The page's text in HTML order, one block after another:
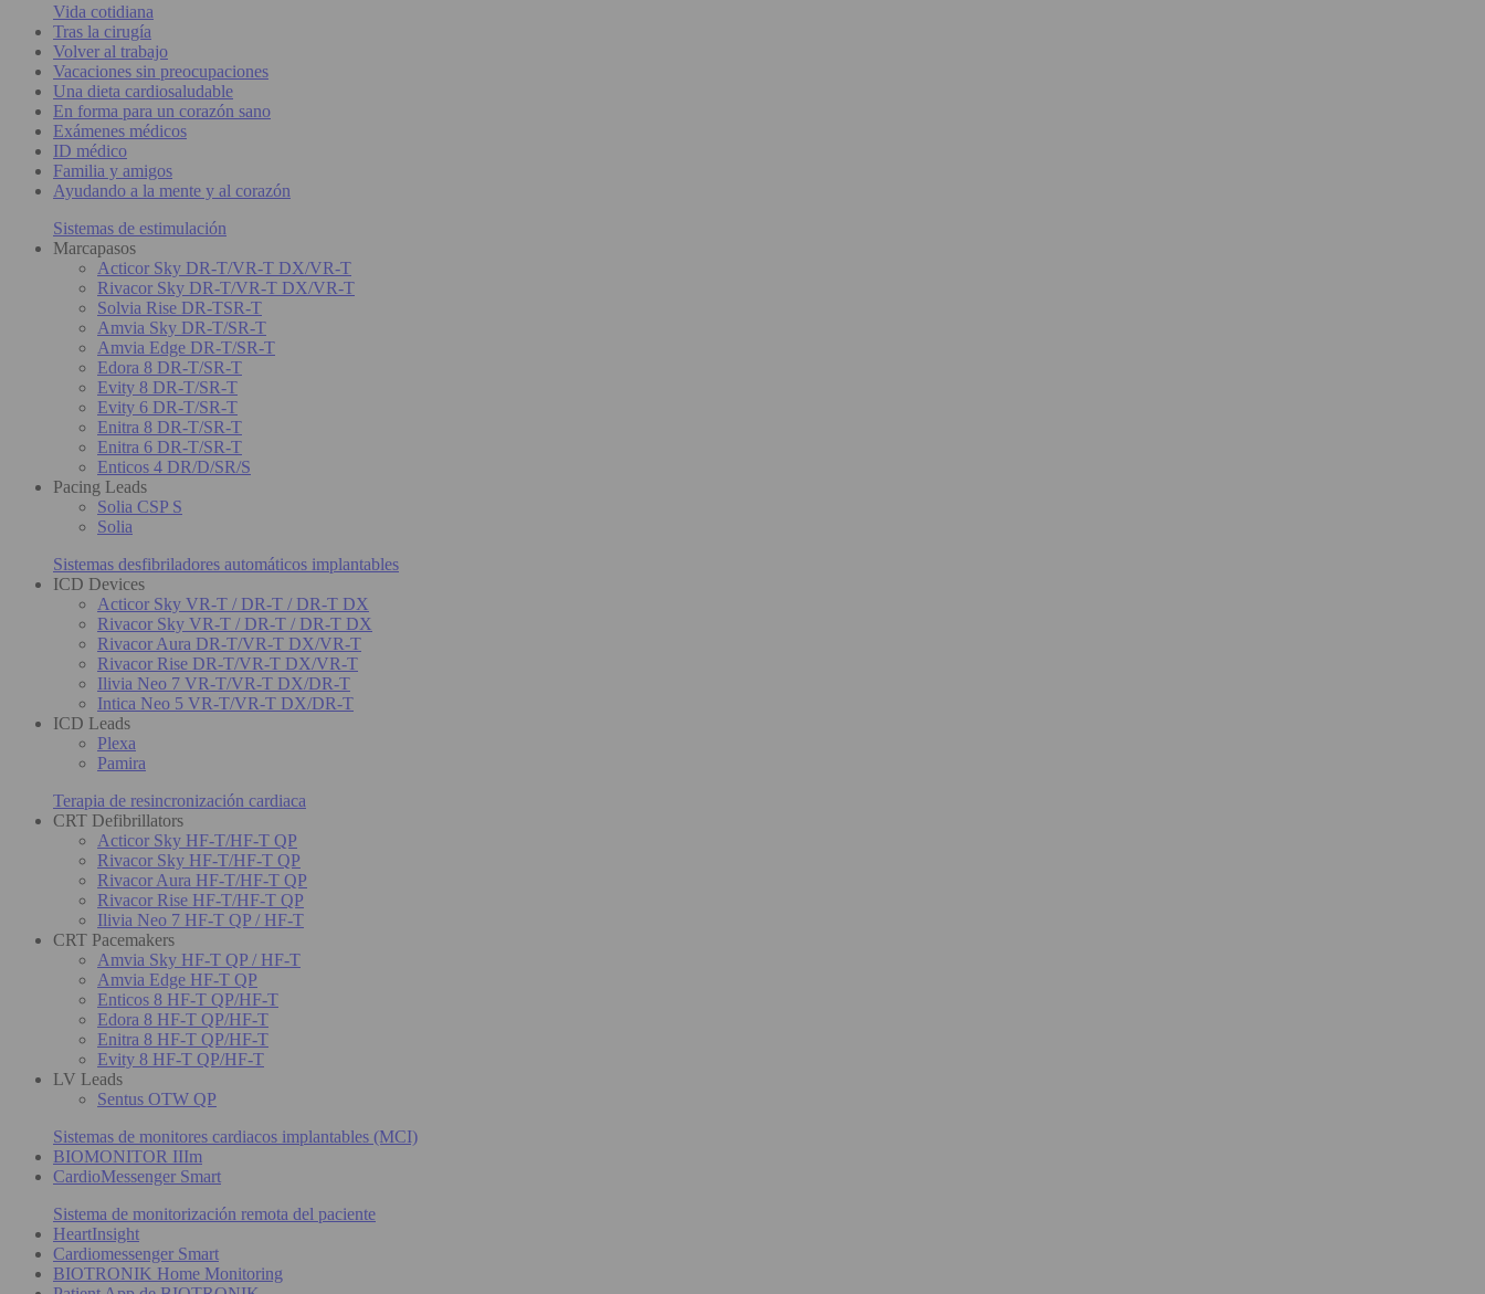
Vida cotidiana
Tras la cirugía
Volver al trabajo
Vacaciones sin preocupaciones
Una dieta cardiosaludable
En forma para un corazón sano
Exámenes médicos
ID médico
Familia y amigos
Ayudando a la mente y al corazón
Sistemas de estimulación
Marcapasos
Acticor Sky DR-T/VR-T DX/VR-T
Rivacor Sky DR-T/VR-T DX/VR-T
Solvia Rise DR-TSR-T
Amvia Sky DR-T/SR-T
Amvia Edge DR-T/SR-T
Edora 8 DR-T/SR-T
Evity 8 DR-T/SR-T
Evity 6 DR-T/SR-T
Enitra 8 DR-T/SR-T
Enitra 6 DR-T/SR-T
Enticos 4 DR/D/SR/S
Pacing Leads
Solia CSP S
Solia
Sistemas desfibriladores automáticos implantables
ICD Devices
Acticor Sky VR-T / DR-T / DR-T DX
Rivacor Sky VR-T / DR-T / DR-T DX
Rivacor Aura DR-T/VR-T DX/VR-T
Rivacor Rise DR-T/VR-T DX/VR-T
Ilivia Neo 7 VR-T/VR-T DX/DR-T
Intica Neo 5 VR-T/VR-T DX/DR-T
ICD Leads
Plexa
Pamira
Terapia de resincronización cardiaca
CRT Defibrillators
Acticor Sky HF-T/HF-T QP
Rivacor Sky HF-T/HF-T QP
Rivacor Aura HF-T/HF-T QP
Rivacor Rise HF-T/HF-T QP
Ilivia Neo 7 HF-T QP / HF-T
CRT Pacemakers
Amvia Sky HF-T QP / HF-T
Amvia Edge HF-T QP
Enticos 8 HF-T QP/HF-T
Edora 8 HF-T QP/HF-T
Enitra 8 HF-T QP/HF-T
Evity 8 HF-T QP/HF-T
LV Leads
Sentus OTW QP
Sistemas de monitores cardiacos implantables (MCI)
BIOMONITOR IIIm
CardioMessenger Smart
Sistema de monitorización remota del paciente
HeartInsight
Cardiomessenger Smart
BIOTRONIK Home Monitoring